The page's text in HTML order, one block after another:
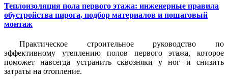
Теплоизоляция пола первого этажа: инженерные правила
обустройства пирога, подбор материалов и пошаговый
монтаж
Практическое строительное руководство по
эффективному утеплению полов первого этажа, которое
поможет навсегда устранить сквозняки у ног и снизить
затраты на отопление.